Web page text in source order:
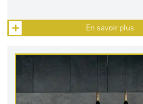
En savoir plus